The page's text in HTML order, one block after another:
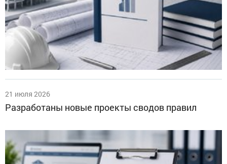
21 июля 2026
Разработаны новые проекты сводов правил